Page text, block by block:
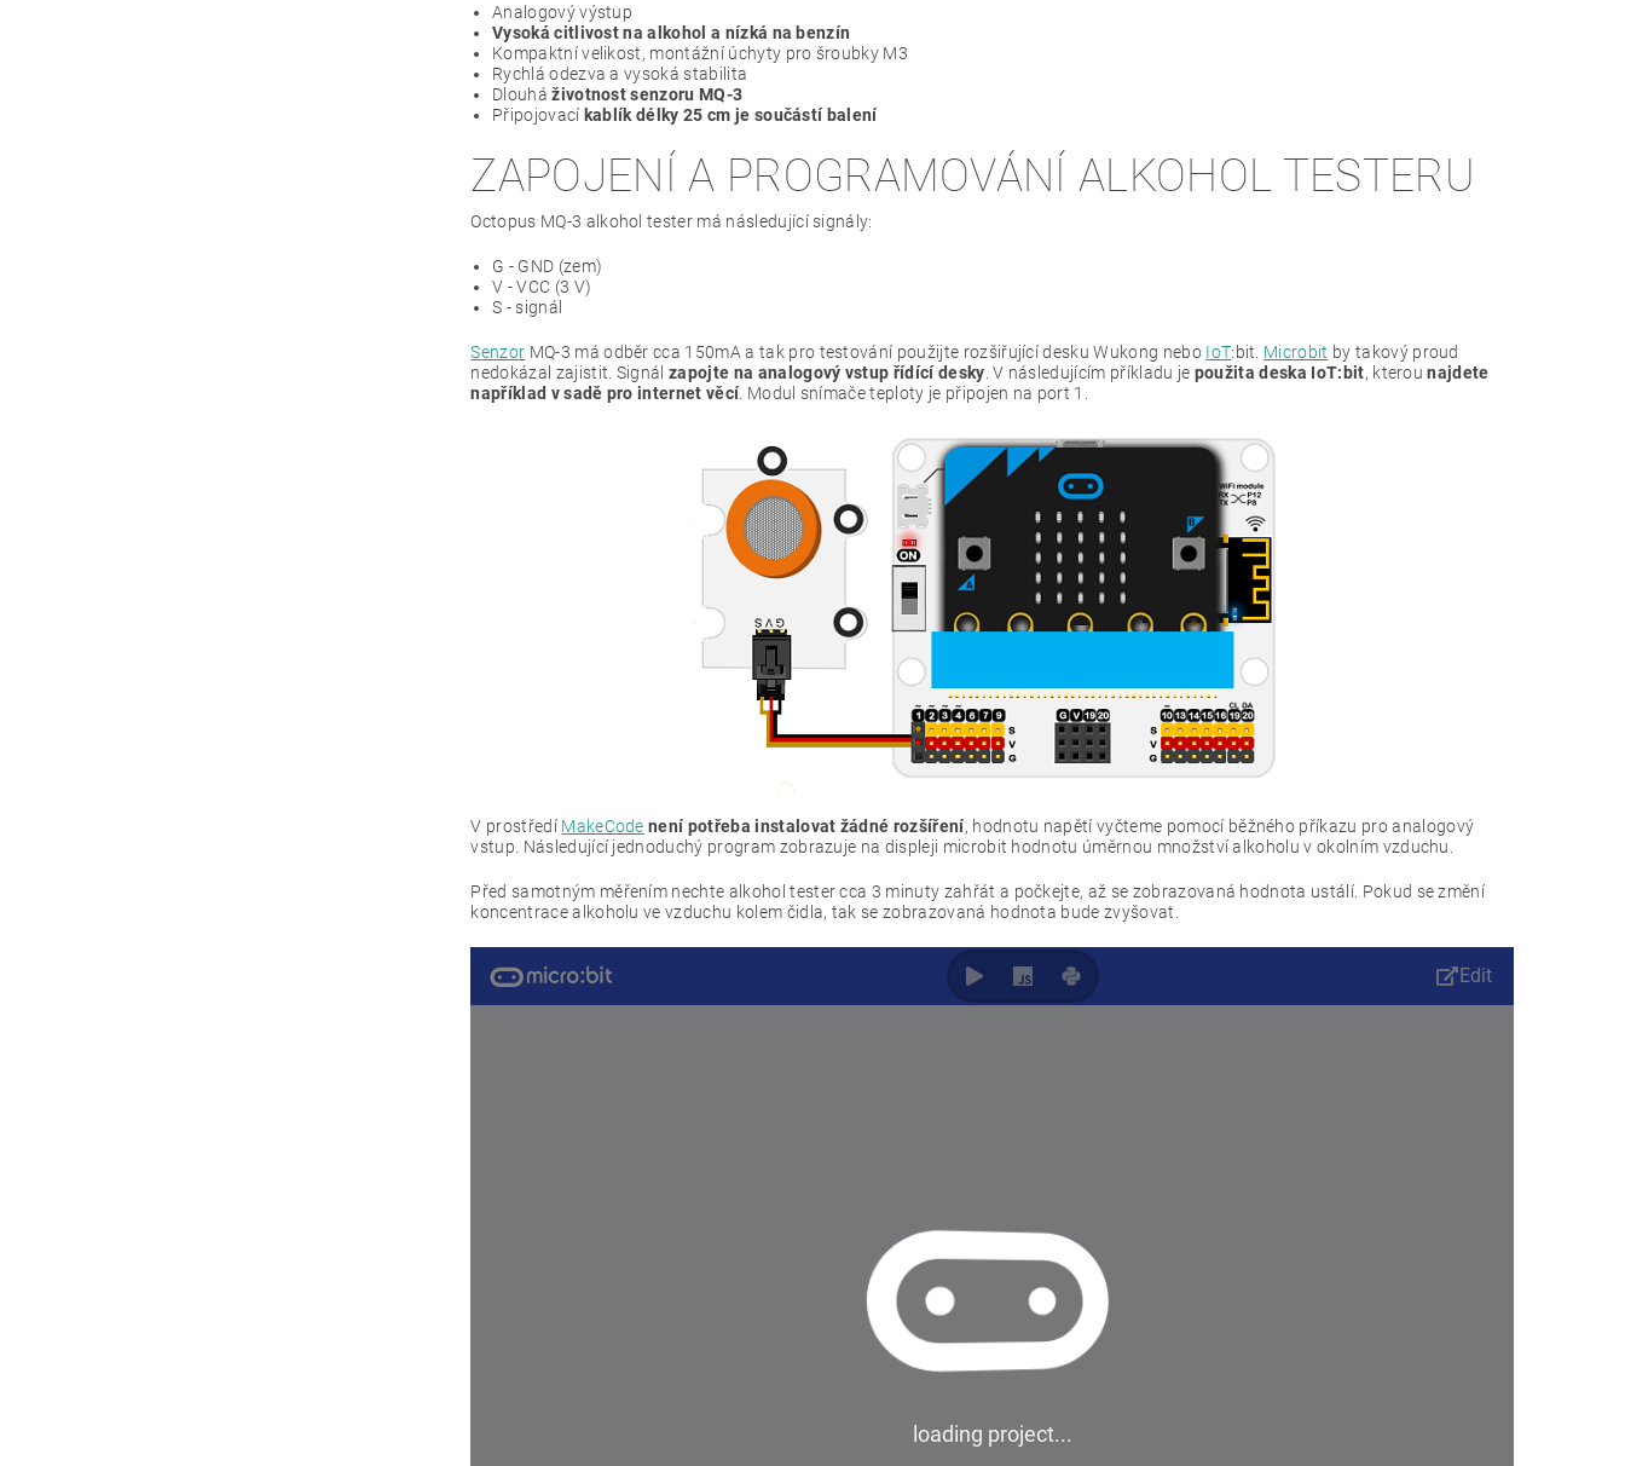
Analogový výstup
Vysoká citlivost na alkohol a nízká na benzín
Kompaktní velikost, montážní úchyty pro šroubky M3
Rychlá odezva a vysoká stabilita
Dlouháživotnost senzoru MQ-3
Připojovací kablík délky 25 cm je součástí balení
ZAPOJENÍ A PROGRAMOVÁNÍ ALKOHOL TESTERU
Octopus MQ-3 alkohol tester má následující signály:
G - GND (zem)
V - VCC (3 V)
S - signál
Senzor MQ-3 má odběr cca 150mA a tak pro testování použijte rozšiřující desku Wukong nebo IoT:bit. Microbit by takový proud
nedokázal zajistit. Signál zapojte na analogový vstup řídící desky . V následujícím příkladu je použita deska IoT:bit, kterou najdete
například v sadě pro internet věcí . Modul snímače teploty je připojen na port 1.
V prostředí MakeCode není potřeba instalovat žádné rozšíření, hodnotu napětí vyčteme pomocí běžného příkazu pro analogový
vstup . Následující jednoduchý program zobrazuje na displeji microbit hodnotu úměrnou množství alkoholu v okolním vzduchu.
Před samotným měřením nechte alkohol tester cca 3 minuty zahřát a počkejte, až se zobrazovaná hodnota ustálí. Pokud se změní
koncentrace alkoholu ve vzduchu kolem čidla, tak se zobrazovaná hodnota bude zvyšovat.